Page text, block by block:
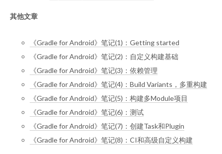
其他文章
《Gradle for Android》笔记(1)：Getting started
《Gradle for Android》笔记(2)：自定义构建基础
《Gradle for Android》笔记(3)：依赖管理
《Gradle for Android》笔记(4)：Build Variants，多重构建
《Gradle for Android》笔记(5)：构建多Module项目
《Gradle for Android》笔记(6)：测试
《Gradle for Android》笔记(7)：创建Task和Plugin
《Gradle for Android》笔记(8)：CI和高级自定义构建